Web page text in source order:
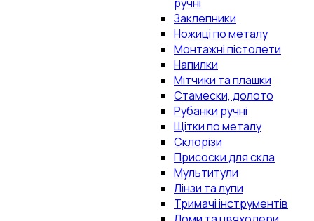
Заклепники
Ножиці по металу
Монтажні пістолети
Напилки
Мітчики та плашки
Стамески, долото
Рубанки ручні
Щітки по металу
Склорізи
Присоски для скла
Мультитули
Лінзи та лупи
Тримачі інструментів